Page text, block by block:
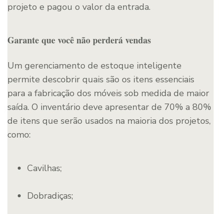
projeto e pagou o valor da entrada.
Garante que você não perderá vendas
Um gerenciamento de estoque inteligente
permite descobrir quais são os itens essenciais
para a fabricação dos móveis sob medida de maior
saída. O inventário deve apresentar de 70% a 80%
de itens que serão usados na maioria dos projetos,
como:
Cavilhas;
Dobradiças;